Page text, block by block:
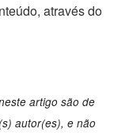
através do
artigo são de
autor(es), e não